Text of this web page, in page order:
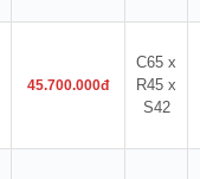
45.700.000đ
C65 x
R45 x
S42